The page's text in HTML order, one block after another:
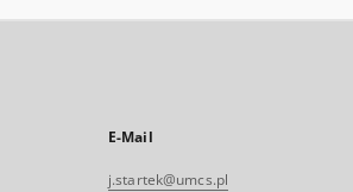
E-Mail
j.startek@umcs.pl